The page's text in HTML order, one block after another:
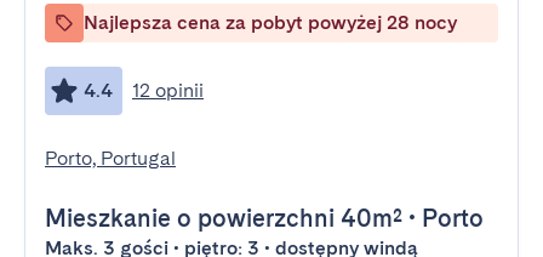
Najlepsza cena za pobyt powyżej 28 nocy
4.4 12 opinii
Porto, Portugal
Mieszkanie o powierzchni 40m² • Porto
Maks. 3 gości • piętro: 3 • dostępny windą